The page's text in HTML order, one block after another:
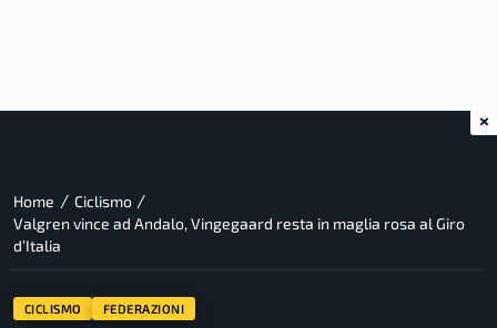
Home / Ciclismo /
Valgren vince ad Andalo, Vingegaard resta in maglia rosa al Giro
d’Italia
CICLISMO FEDERAZIONI
×